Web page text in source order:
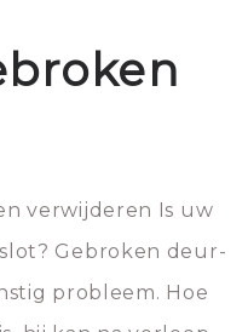
verwijderen Is uw
Gebroken deur-
probleem. Hoe